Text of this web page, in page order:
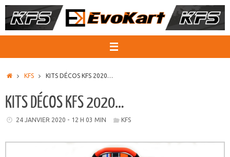
Passer
au
ACCUEIL
KFS KITS DÉCOS KFS 2020…
KITS DÉCOS KFS 2020…
24 JANVIER 2020 - 12 H 03 MIN KFS